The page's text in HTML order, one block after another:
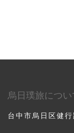
烏日璞旅につい
台中市烏日区健